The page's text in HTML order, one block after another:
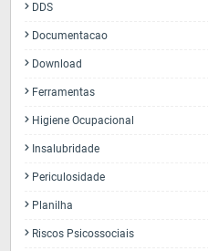
DDS
Documentacao
Download
Ferramentas
Higiene Ocupacional
Insalubridade
Periculosidade
Planilha
Riscos Psicossociais